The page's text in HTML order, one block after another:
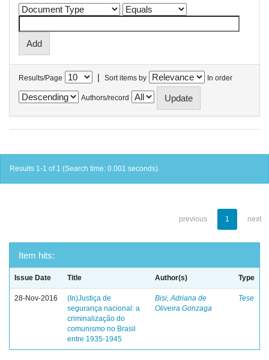
Results/Page | Sort items by In order
Authors/record
Results 1-1 of 1 (Search time: 0.001 seconds).
previous 1 next
Item hits:
Issue Date Title Author(s) Type
28-Nov-2016
(In)Justiça de
segurança nacional: a
criminalização do
comunismo no Brasil
entre 1935-1945
Bisi, Adriana de
Oliveira Gonzaga
Tese